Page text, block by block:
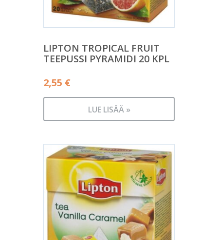
LIPTON TROPICAL FRUIT
TEEPUSSI PYRAMIDI 20 KPL
2,55 €
LUE LISÄÄ »